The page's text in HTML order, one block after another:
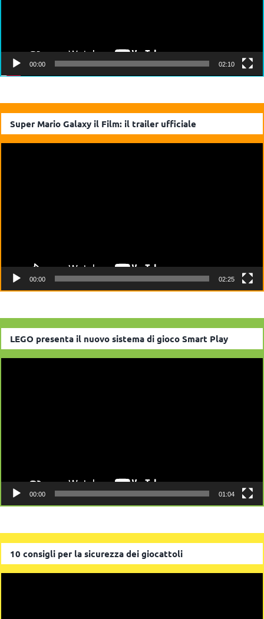
00:00 02:10
Super Mario Galaxy il Film: il trailer ufficiale
00:00 02:25
LEGO presenta il nuovo sistema di gioco Smart Play
00:00 01:04
10 consigli per la sicurezza dei giocattoli